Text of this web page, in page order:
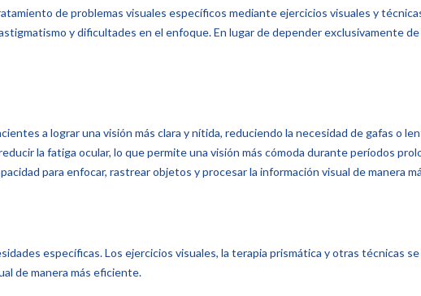
de problemas visuales específicos mediante ejercicios visuales y
y dificultades en el enfoque. En lugar de depender exclusivamente
a lograr una visión más clara y nítida, reduciendo la necesidad de gafas o
la fatiga ocular, lo que permite una visión más cómoda durante períodos
para enfocar, rastrear objetos y procesar la información visual de manera
específicas. Los ejercicios visuales, la terapia prismática y otras técnicas
de manera más eficiente.